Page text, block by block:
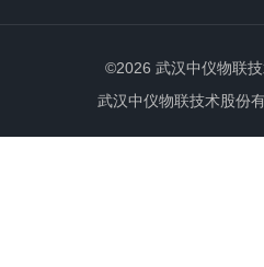
©2026 武汉中仪物联
武汉中仪物联技术股份